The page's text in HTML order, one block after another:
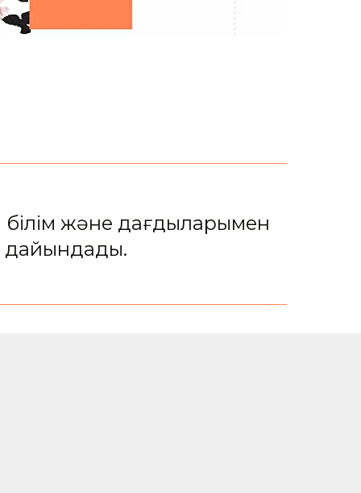
білім және дағдыларымен
дайындады.